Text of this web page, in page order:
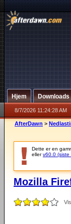
Hjem Downloads
8/7/2026 11:24:28 AM
AfterDawn >
Dette er en
ellerv60.0 (siste
Mozilla